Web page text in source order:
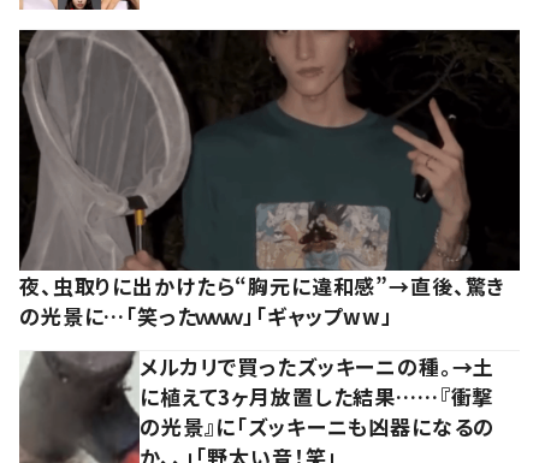
夜、虫取りに出かけたら“胸元に違和感”→直後、驚き
の光景に…「笑ったｗｗｗ」「ギャップww」
メルカリで買ったズッキーニの種。→土
に植えて3ヶ月放置した結果……『衝撃
の光景』に「ズッキーニも凶器になるの
か、、」「野太い音！笑」